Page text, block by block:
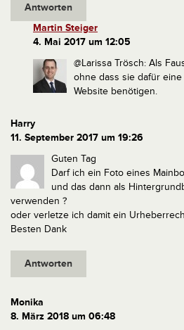
Antworten
Martin Steiger
4. Mai 2017 um 12:05
@Larissa Trösch: Als
ohne dass sie dafür
Website benötigen.
Harry
11. September 2017 um 19:26
Guten Tag
Darf ich ein Foto eines
und das dann als
verwenden ?
oder verletze ich damit ein
Besten Dank
Antworten
Monika
8. März 2018 um 06:48